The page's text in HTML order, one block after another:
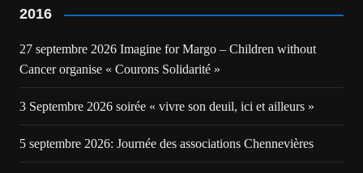
2016
27 septembre 2026 Imagine for Margo – Children without
Cancer organise « Courons Solidarité »
3 Septembre 2026 soirée « vivre son deuil, ici et ailleurs »
5 septembre 2026: Journée des associations Chennevières